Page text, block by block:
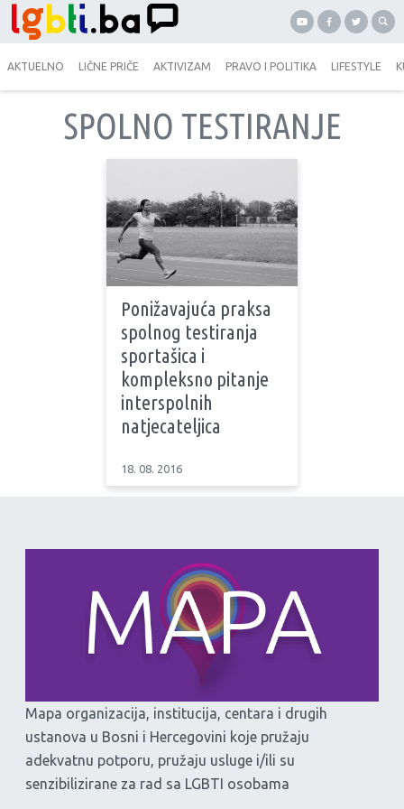
AKTUELNO LIČNE PRIČE AKTIVIZAM PRAVO I POLITIKA LIFESTYLE
SPOLNO TESTIRANJE
Ponižavajuća praksa
spolnog testiranja
sportašica i
kompleksno pitanje
interspolnih
natjecateljica
18. 08. 2016
Mapa organizacija, institucija, centara i drugih
ustanova u Bosni i Hercegovini koje pružaju
adekvatnu potporu, pružaju usluge i/ili su
senzibilizirane za rad sa LGBTI osobama